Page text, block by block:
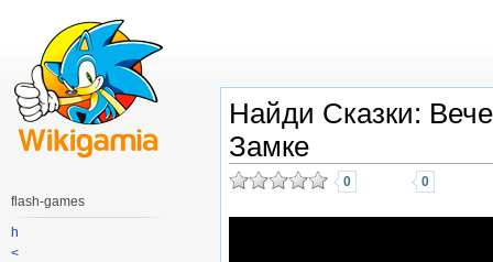
Найди Сказки:
Замке
0 0
flash-games
h
<